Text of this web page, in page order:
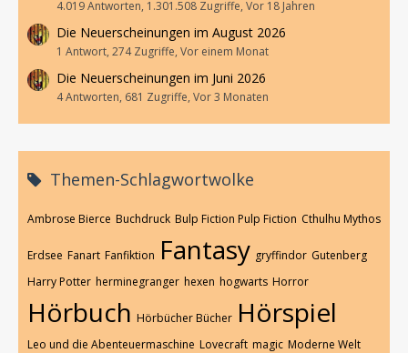
4.019 Antworten, 1.301.508 Zugriffe, Vor 18 Jahren
Die Neuerscheinungen im August 2026
1 Antwort, 274 Zugriffe, Vor einem Monat
Die Neuerscheinungen im Juni 2026
4 Antworten, 681 Zugriffe, Vor 3 Monaten
Themen-Schlagwortwolke
Ambrose Bierce Buchdruck Bulp Fiction Pulp Fiction Cthulhu Mythos
Erdsee Fanart Fanfiktion Fantasy gryffindor Gutenberg
Harry Potter herminegranger hexen hogwarts Horror
Hörbuch Hörbücher Bücher Hörspiel
Leo und die Abenteuermaschine Lovecraft magic Moderne Welt